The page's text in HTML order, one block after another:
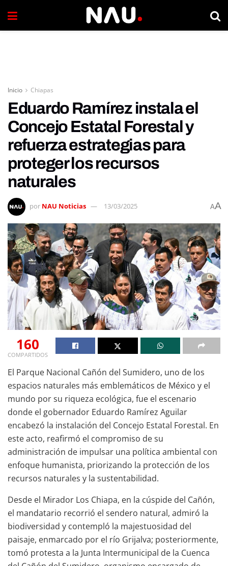
Inicio Chiapas
Eduardo Ramírez instala el
Concejo Estatal Forestal y
refuerza estrategias para
proteger los recursos
naturales
por NAU Noticias 13/03/2025 AA
160
COMPARTIDOS
El Parque Nacional Cañón del Sumidero, uno de los
espacios naturales más emblemáticos de México y el
mundo por su riqueza ecológica, fue el escenario
donde el gobernador Eduardo Ramírez Aguilar
encabezó la instalación del Concejo Estatal Forestal. En
este acto, reafirmó el compromiso de su
administración de impulsar una política ambiental con
enfoque humanista, priorizando la protección de los
recursos naturales y la sustentabilidad.
Desde el Mirador Los Chiapa, en la cúspide del Cañón,
el mandatario recorrió el sendero natural, admiró la
biodiversidad y contempló la majestuosidad del
paisaje, enmarcado por el río Grijalva; posteriormente,
tomó protesta a la Junta Intermunicipal de la Cuenca